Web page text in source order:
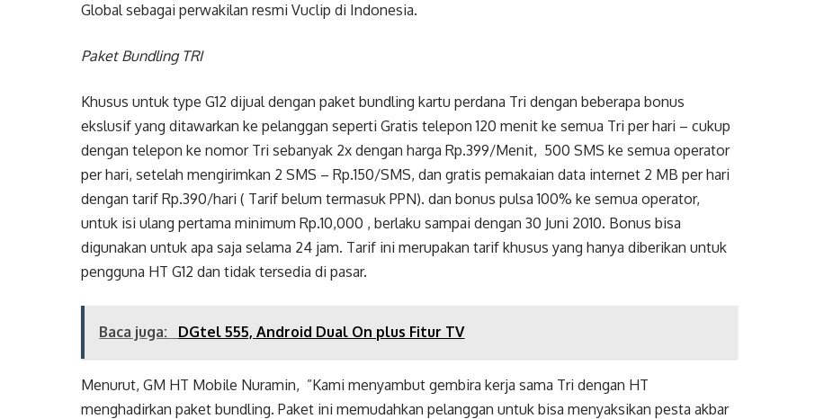
Global sebagai perwakilan resmi Vuclip di Indonesia.
Paket Bundling TRI
Khusus untuk type G12 dijual dengan paket bundling kartu perdana Tri dengan beberapa bonus
ekslusif yang ditawarkan ke pelanggan seperti Gratis telepon 120 menit ke semua Tri per hari – cukup
dengan telepon ke nomor Tri sebanyak 2x dengan harga Rp.399/Menit, 500 SMS ke semua operator
per hari, setelah mengirimkan 2 SMS – Rp.150/SMS, dan gratis pemakaian data internet 2 MB per hari
dengan tarif Rp.390/hari ( Tarif belum termasuk PPN). dan bonus pulsa 100% ke semua operator,
untuk isi ulang pertama minimum Rp.10,000 , berlaku sampai dengan 30 Juni 2010. Bonus bisa
digunakan untuk apa saja selama 24 jam. Tarif ini merupakan tarif khusus yang hanya diberikan untuk
pengguna HT G12 dan tidak tersedia di pasar.
Baca juga: DGtel 555, Android Dual On plus Fitur TV
Menurut, GM HT Mobile Nuramin, ”Kami menyambut gembira kerja sama Tri dengan HT
menghadirkan paket bundling. Paket ini memudahkan pelanggan untuk bisa menyaksikan pesta akbar